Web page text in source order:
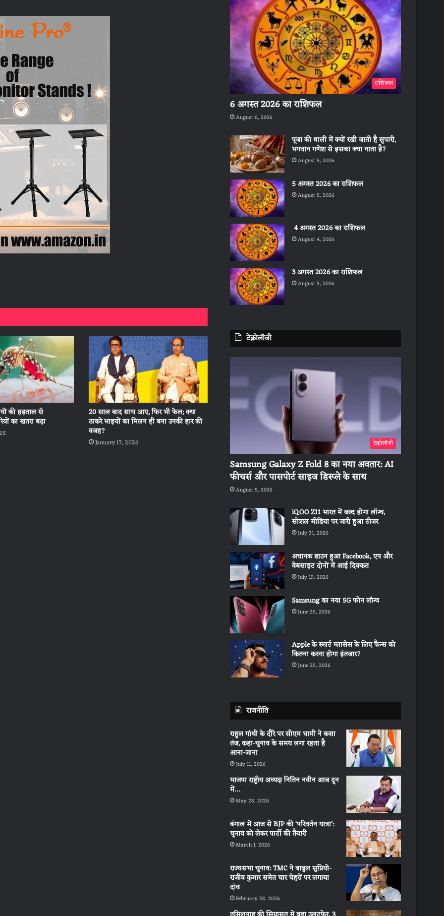
की हड़ताल से
का खतरा बढ़ा
20 साल बाद साथ आए, फिर भी फेल; क्या
ठाकरे भाइयों का मिलन ही बना उनकी हार की
वजह?
January 17, 2026
राशिफल
6 अगस्त 2026 का राशिफल
August 6, 2026
पूजा की थाली में क्यों रखी जाती है सुपारी,
भगवान गणेश से इसका क्या नाता है?
August 5, 2026
5 अगस्त 2026 का राशिफल
August 5, 2026
4 अगस्त 2026 का राशिफल
August 4, 2026
3 अगस्त 2026 का राशिफल
August 3, 2026
टेक्नोलॉजी
टेक्नोलॉजी
Samsung Galaxy Z Fold 8 का नया अवतार: AI
फीचर्स और पासपोर्ट साइज डिस्प्ले के साथ
August 5, 2026
iQOO Z11 भारत में जल्द होगा लॉन्च,
सोशल मीडिया पर जारी हुआ टीजर
July 31, 2026
अचानक डाउन हुआ Facebook, एप और
वेबसाइट दोनों में आई दिक्कत
July 19, 2026
Samsung का नया 5G फोन लॉन्च
June 29, 2026
Apple के स्मार्ट ग्लासेस के लिए फैन्स को
कितना करना होगा इंतजार?
June 29, 2026
राजनीति
राहुल गांधी के दौरे पर सीएम धामी ने कसा
तंज, कहा-चुनाव के समय लगा रहता है
आना-जाना
July 11, 2026
भाजपा राष्ट्रीय अध्यक्ष नितिन नवीन आज दून
में…
May 28, 2026
बंगाल में आज से BJP की ‘परिवर्तन यात्रा’:
चुनाव को लेकर पार्टी की तैयारी
March 1, 2026
राज्यसभा चुनाव: TMC ने बाबुल सुप्रियो-
राजीव कुमार समेत चार चेहरों पर लगाया
दांव
February 28, 2026